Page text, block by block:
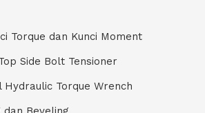
Torque dan Kunci Moment
Side Bolt Tensioner
Torque Wrench